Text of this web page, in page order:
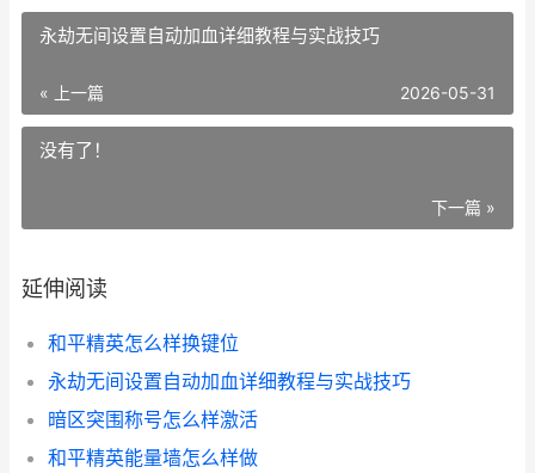
永劫无间设置自动加血详细教程与实战技巧
« 上一篇 2026-05-31
没有了！
下一篇 »
延伸阅读
和平精英怎么样换键位
永劫无间设置自动加血详细教程与实战技巧
暗区突围称号怎么样激活
和平精英能量墙怎么样做